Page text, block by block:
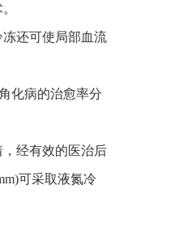
还可使局部血流
化病的治愈率分
经有效的医治后
可采取液氮冷